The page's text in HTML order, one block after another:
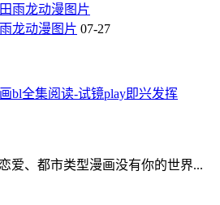
龙动漫图片 07-27
爱、都市类型漫画没有你的世界...